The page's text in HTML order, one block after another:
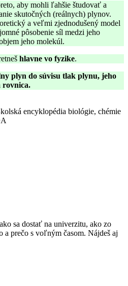
aby mohli ľahšie študovať a
skutočných (reálnych) plynov.
a veľmi zjednodušený model
pôsobenie síl medzi jeho
jeho molekúl.
hlavne vo fyzike.
plyn do súvisu tlak plynu, jeho
rovnica.
encyklopédia biológie, chémie
sa dostať na univerzitu, ako zo
prečo s voľným časom. Nájdeš aj